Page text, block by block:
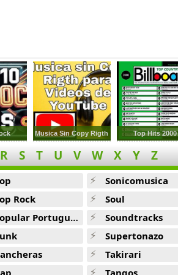
Musica Sin Copy Rigth Top Hits 2000
R S T U V W X Y Z
Rock
Portuguesa
Sonicomusica
Soul
Soundtracks
Supertonazo
Takirari
Tangos